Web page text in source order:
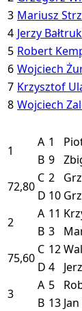
3 Mariusz
4 Jerzy
5 Robert
6 Wojciech
7 Krzysztof
8 Wojciech
1
A 1
B 9
72,80
C 2
D 10
2
A 11
B 3
75,60
C 12
D 4
3
A 5
B 13